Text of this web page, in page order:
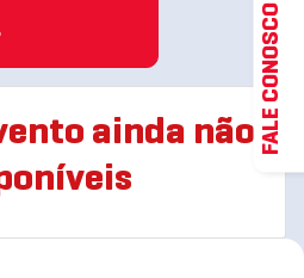
ainda não FALE CONOSCO